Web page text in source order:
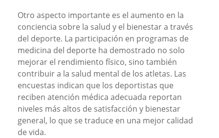
Otro aspecto importante es el aumento en la
conciencia sobre la salud y el bienestar a través
del deporte. La participación en programas de
medicina del deporte ha demostrado no solo
mejorar el rendimiento físico, sino también
contribuir a la salud mental de los atletas. Las
encuestas indican que los deportistas que
reciben atención médica adecuada reportan
niveles más altos de satisfacción y bienestar
general, lo que se traduce en una mejor calidad
de vida.